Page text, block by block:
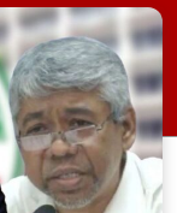
স্বাস্থ্য ও
একই সঙ্গে
উন্নয়ন
এবং